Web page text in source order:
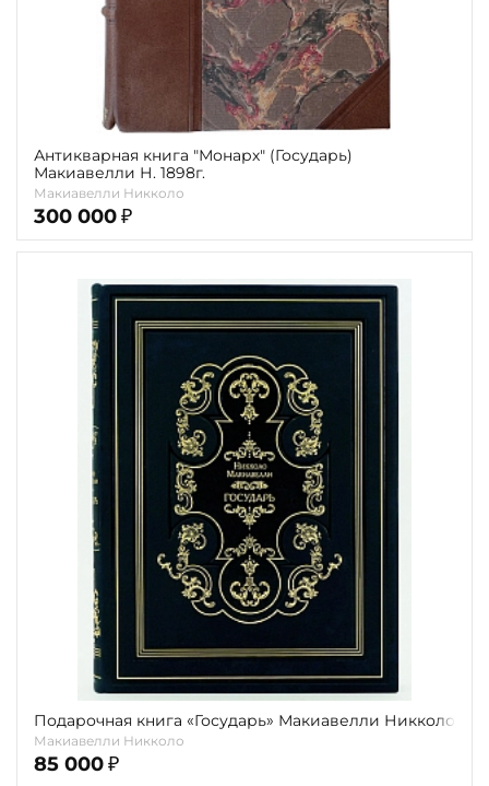
Антикварная книга "Монарх" (Государь)
Макиавелли Н. 1898г.
Макиавелли Никколо
300 000 ₽
Подарочная книга «Государь» Макиавелли Никколо
Макиавелли Никколо
85 000 ₽